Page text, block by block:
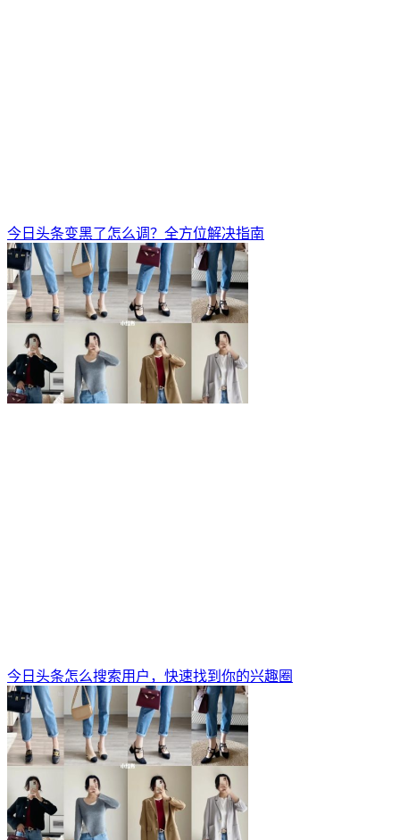
今日头条变黑了怎么调？全方位解决指南
今日头条怎么搜索用户，快速找到你的兴趣圈